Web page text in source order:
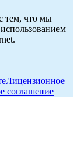
тем, что мы
Лицензионное
соглашение